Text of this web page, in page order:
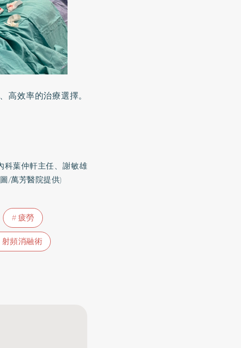
效率的治療選擇。
科葉仲軒主任、謝敏雄
/萬芳醫院提供)
疲勞
射頻消融術